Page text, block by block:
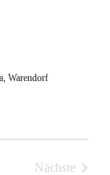
Warendorf
Nächste